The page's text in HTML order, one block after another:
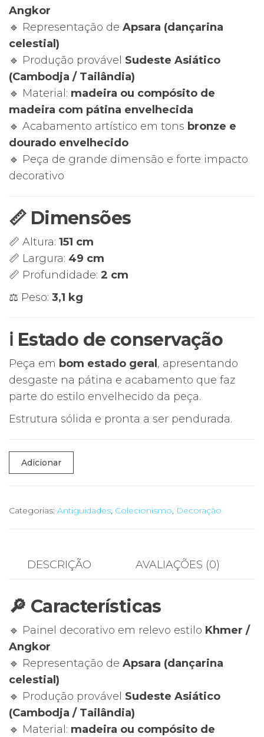
Angkor
🔹 Representação de Apsara (dançarina
celestial)
🔹 Produção provável Sudeste Asiático
(Cambodja / Tailândia)
🔹 Material: madeira ou compósito de
madeira com pátina envelhecida
🔹 Acabamento artístico em tons bronze e
dourado envelhecido
🔹 Peça de grande dimensão e forte impacto
decorativo
📏 Dimensões
📏 Altura: 151 cm
📏 Largura: 49 cm
📏 Profundidade: 2 cm
⚖️ Peso: 3,1 kg
ℹ️ Estado de conservação
Peça em bom estado geral , apresentando
desgaste na pátina e acabamento que faz
parte do estilo envelhecido da peça.
Estrutura sólida e pronta a ser pendurada.
Quantidade
de
Painel
“Apsara
–
Escultura
Relevo
Estilo
Cambodjano
151
cm
Adicionar
Categorias: Antiguidades, Colecionismo, Decoração
DESCRIÇÃO AVALIAÇÕES (0)
🔎 Características
🔹 Painel decorativo em relevo estilo Khmer /
Angkor
🔹 Representação de Apsara (dançarina
celestial)
🔹 Produção provável Sudeste Asiático
(Cambodja / Tailândia)
🔹 Material: madeira ou compósito de